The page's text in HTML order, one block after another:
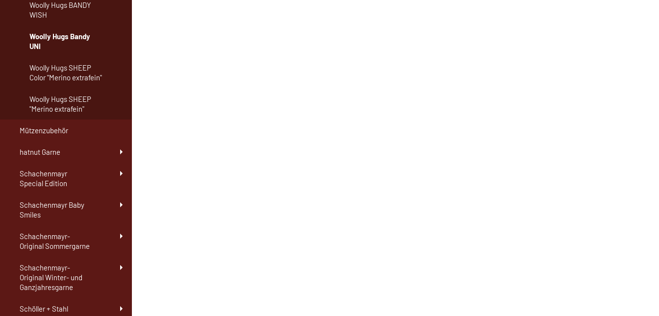
Woolly Hugs BANDY
WISH
Woolly Hugs Bandy
UNI
Woolly Hugs SHEEP
Color "Merino extrafein"
Woolly Hugs SHEEP
"Merino extrafein"
Mützenzubehör
hatnut Garne
Schachenmayr
Special Edition
Schachenmayr Baby
Smiles
Schachenmayr-
Original Sommergarne
Schachenmayr-
Original Winter- und
Ganzjahresgarne
Schöller + Stahl